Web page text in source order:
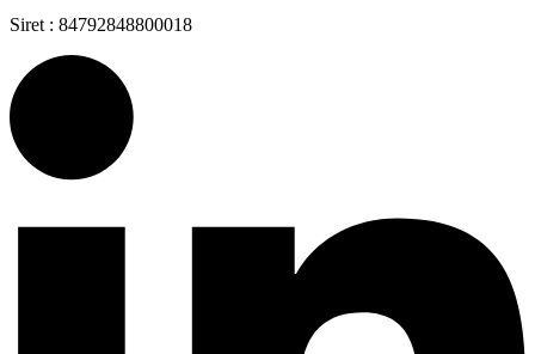
Siret : 84792848800018